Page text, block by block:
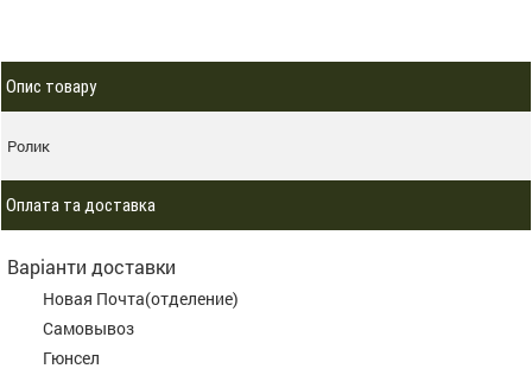
Опис товару
Ролик
Оплата та доставка
Варіанти доставки
Новая Почта(отделение)
Самовывоз
Гюнсел